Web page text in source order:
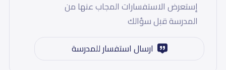
إستعرض الاستفسارات المجاب عنها من
المدرسة قبل سؤالك
ارسال استفسار للمدرسة